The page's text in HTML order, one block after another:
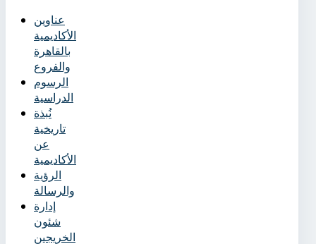
عناوين
الأكاديمية
بالقاهرة
والفروع
الرسوم
الدراسية
نُبذة
تاريخية
عن
الأكاديمية
الرؤية
والرسالة
إدارة
شئون
الخريجين